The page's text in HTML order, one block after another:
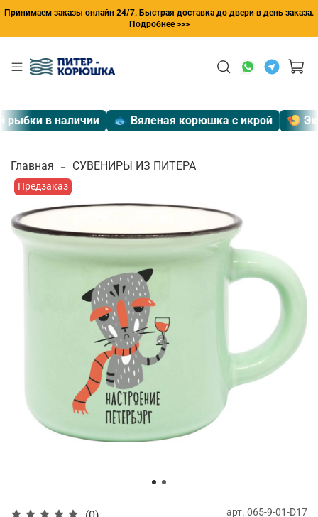
Принимаем заказы онлайн 24/7. Быстрая доставка до двери в день заказа.
Подробнее >>>
в наличии 🐟 Вяленая корюшка с икрой 🍤
Главная СУВЕНИРЫ ИЗ ПИТЕРА
Предзаказ
арт. 065-9-01-D17